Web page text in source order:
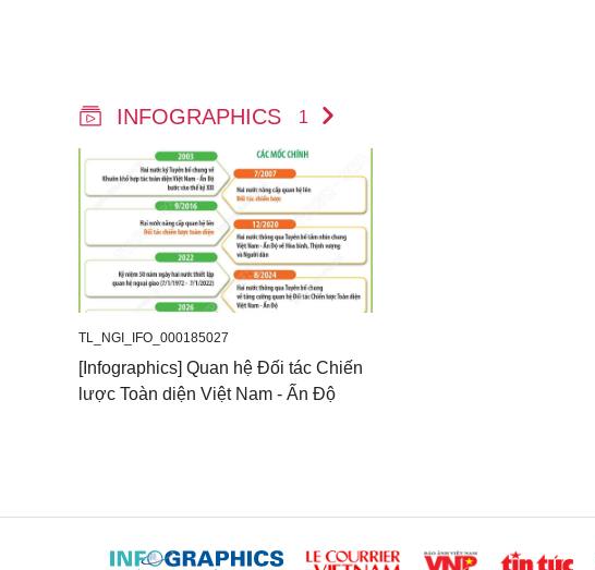
INFOGRAPHICS 1
TL_NGI_IFO_000185027
[Infographics] Quan hệ Đối tác Chiến
lược Toàn diện Việt Nam - Ấn Độ